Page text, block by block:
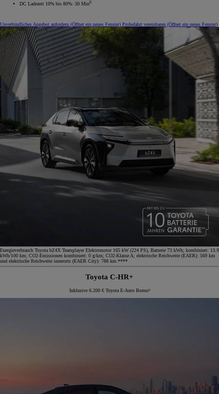
DC Ladezeit 10% bis 80%: 30 Min6
Unverbindliches Angebot anfordern (Öffnet ein neues Fenster) Probefahrt vereinbaren (Öffnet ein neues Fenster)
Energieverbrauch Toyota bZ4X Teamplayer Elektromotor 165 kW (224 PS), Batterie 73 kWh; kombiniert: 13.9
kWh/100 km; CO2-Emissionen kombiniert: 0 g/km; CO2-Klasse A; elektrische Reichweite (EAER): 569 km
und elektrische Reichweite innerorts (EAER City): 788 km.****
Toyota C-HR+
Inklusive 6.200 € Toyota E-Auto Bonus⁹